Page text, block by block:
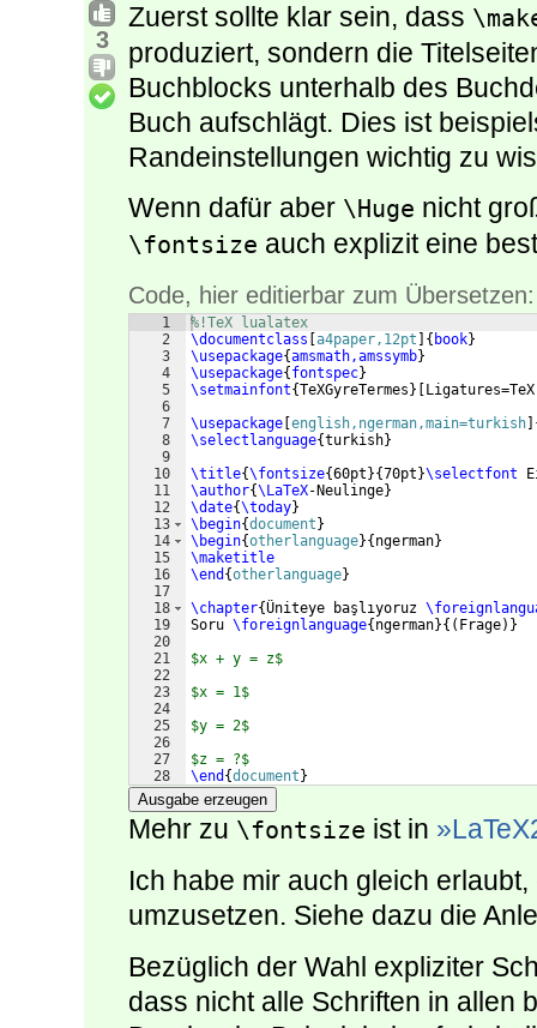
3
Zuerst sollte klar sein, dass
produziert, sondern die
Buchblocks unterhalb des
Buch aufschlägt. Dies ist
Randeinstellungen wichtig zu
Wenn dafür aber \Huge nicht
\fontsize auch explizit eine
Code, hier editierbar zum Übersetzen:
1
2
3
4
5
6
7
8
9
10
11
12
13
14
15
16
17
18
19
20
21
22
23
24
25
26
27
28
%!TeX lualatex
\documentclass a4paper,12pt { book}
\usepackage{amsmath,amssymb}
\usepackage{ fontspec}
\setmainfont{TeXGyreTermes } Ligatures=TeX
\usepackage english,ngerman,main=turkish
\selectlanguage{turkish}
\title{\fontsize{60pt }{70pt }\selectfont
\author{\LaTeX-Neulinge}
\date{\today}
\begin{document }
\begin{otherlanguage}{ ngerman}
\maketitle
\end {otherlanguage}
\chapter{Üniteye başlıyoruz
Soru \foreignlanguage{ ngerman}{( Frage)}
$x + y = z$
$x = 1$
$y = 2$
$z = ?$
\end {document }
Ausgabe erzeugen
Mehr zu \fontsize ist in
Ich habe mir auch gleich
umzusetzen. Siehe dazu die
Bezüglich der Wahl expliziter
dass nicht alle Schriften in allen